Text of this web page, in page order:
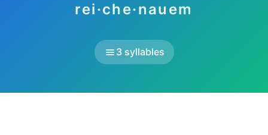
rei·che·nauem
3 syllables